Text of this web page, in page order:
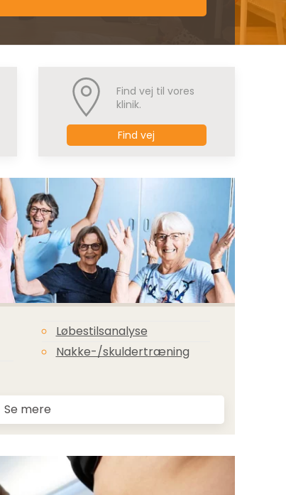
Find vej til vores
klinik.
Find vej
Løbestilsanalyse
Nakke-/skuldertræning
Se mere